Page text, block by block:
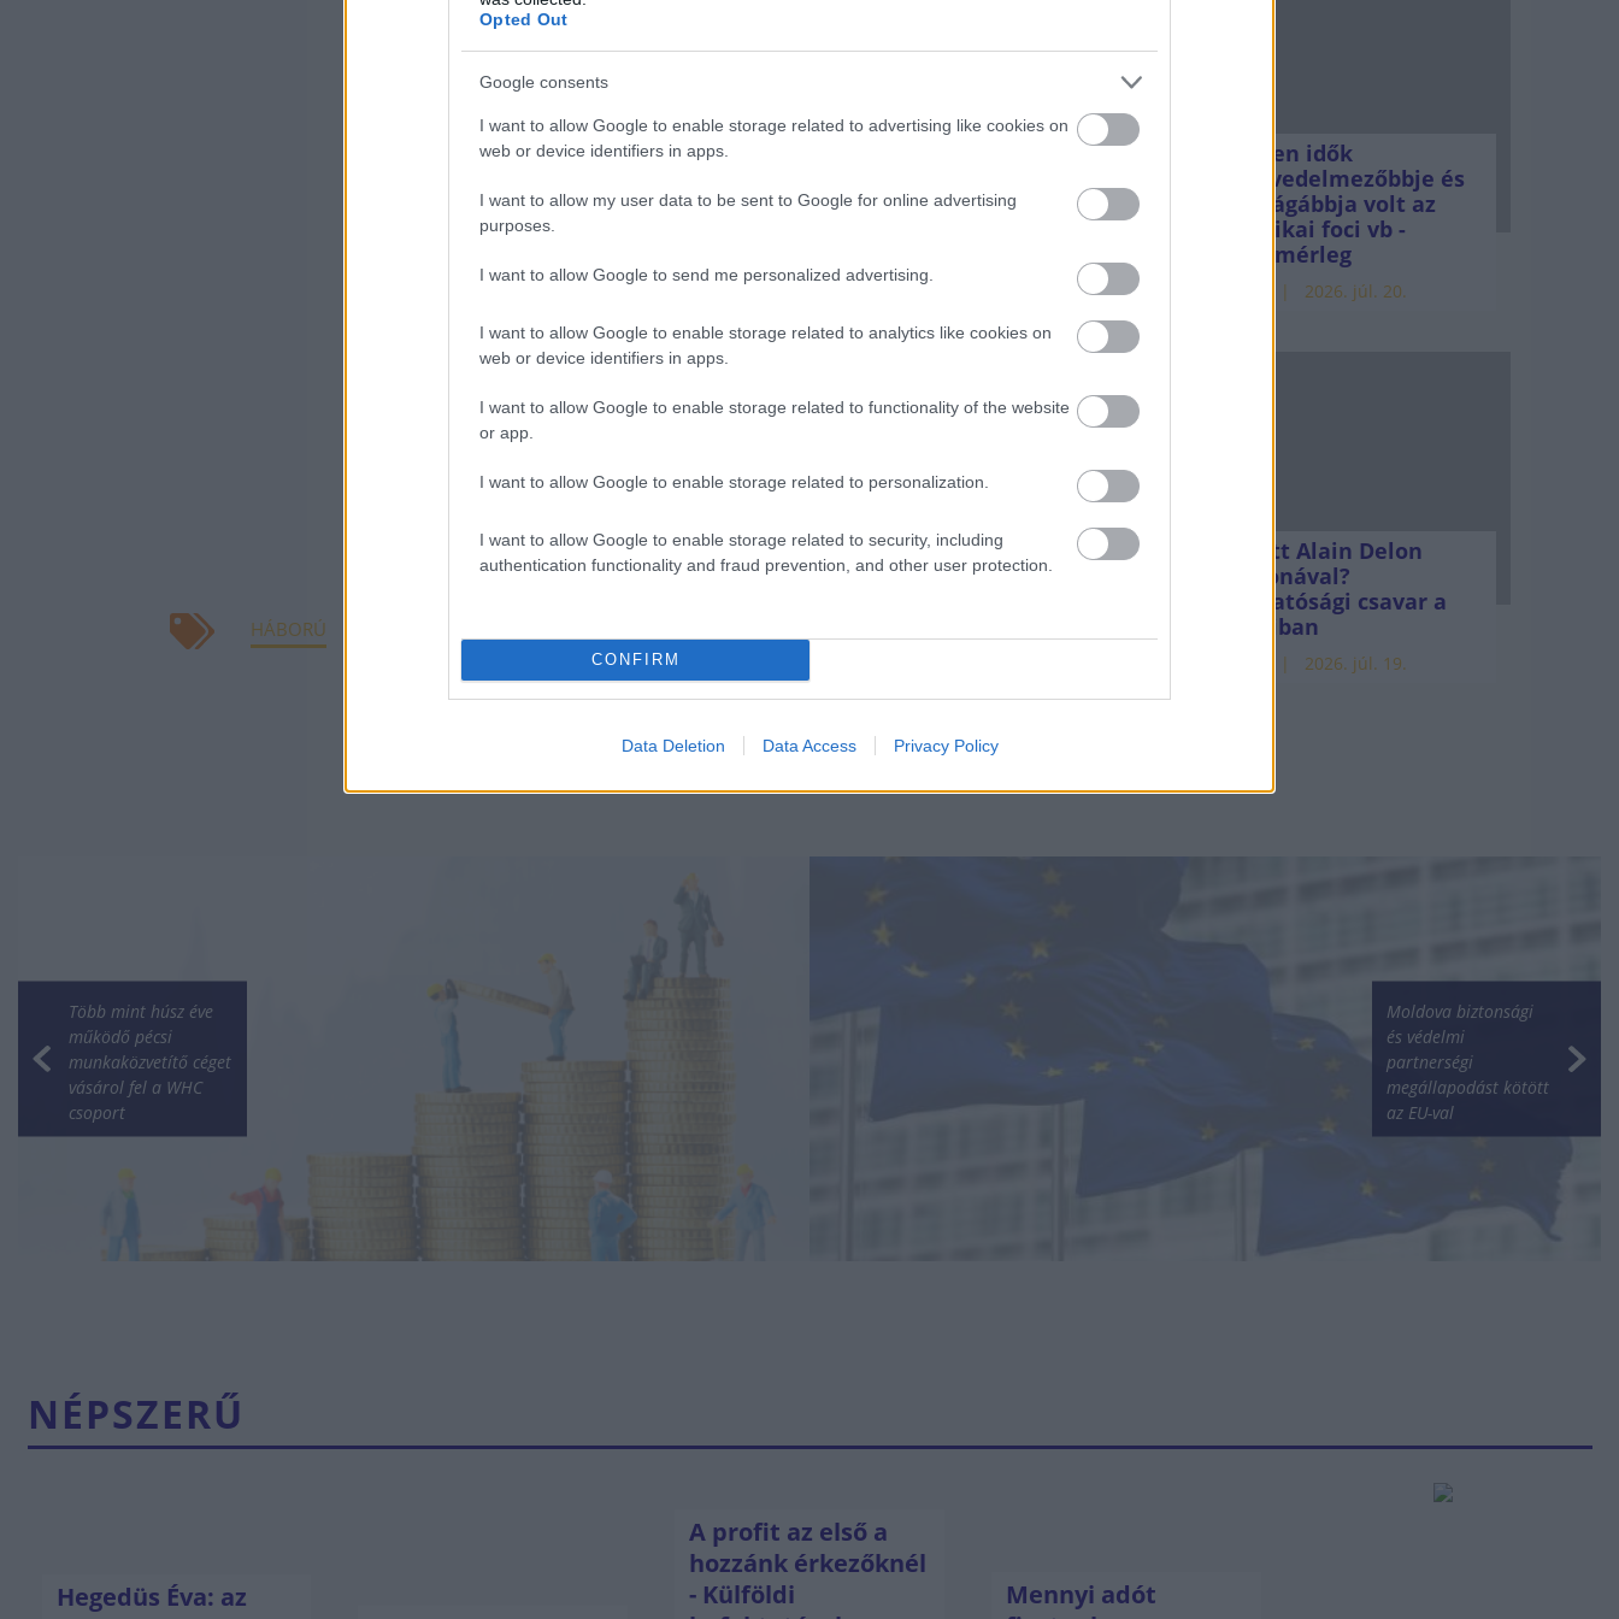
Opted Out
Google consents
I want to allow Google to enable storage related to advertising like cookies on
web or device identifiers in apps.
I want to allow my user data to be sent to Google for online advertising
purposes.
I want to allow Google to send me personalized advertising.
I want to allow Google to enable storage related to analytics like cookies on
web or device identifiers in apps.
I want to allow Google to enable storage related to functionality of the website
or app.
I want to allow Google to enable storage related to personalization.
I want to allow Google to enable storage related to security, including
authentication functionality and fraud prevention, and other user protection.
CONFIRM
Data Deletion Data Access Privacy Policy
- hangsúlyozták.
A hírközlési minisztérium illetékesei kedd délután foglalták le az AP
felszerelését Szderot városban, miután átnyújtottak egy Slomó Karhi
miniszter által aláírt papírdarabot, és azt állították, hogy az AP
megsértette az ország külföldi műsorszolgáltatásra vonatkozó
katonai cenzúra szabályainak, amelyek tiltják olyan részletek
veszélyeztethetnék a katonákat. Az élő adás általában azt mutatta, hogy
füst szállt fel bizonyos területek felett.
HÁBORÚ
Minden idők
legjövedelmezőbbje és
legdrágábbja volt az
amerikai foci vb -
gyorsmérleg
2026. júl. 20.
Mi lett Alain Delon
vagyonával?
Adóhatósági csavar a
sztoriban
2026. júl. 19.
Több mint húsz éve
működő pécsi
munkaközvetítő céget
vásárol fel a WHC
csoport
Moldova biztonsági
és védelmi
partnerségi
megállapodást kötött
az EU-val
NÉPSZERŰ
Hegedüs Éva: az
A profit az első a
hozzánk érkezőknél
- Külföldi
Mennyi adót